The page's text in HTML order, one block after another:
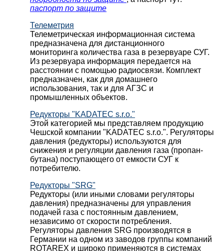
паспорт по защите
Телеметрия
Телеметрическая информационная система
предназначена для дистанционного
мониторинга количества газа в резервуаре СУГ.
Из резервуара информация передается на
расстоянии с помощью радиосвязи. Комплект
предназначен, как для домашнего
использования, так и для АГЗС и
промышленных объектов.
Редукторы "KADATEC s.r.o."
Этой категорией мы представляем продукцию
Чешской компании "KADATEC s.r.o.". Регуляторы
давления (редукторы) используются для
снижения и регуляции давления газа (пропан-
бутана) поступающего от емкости СУГ к
потребителю.
Редукторы "SRG"
Редукторы (или иными словами регуляторы
давления) предназначены для управления
подачей газа с постоянным давлением,
независимо от скорости потребления.
Регуляторы давления SRG производятся в
Германии на одном из заводов группы компаний
ROTAREX и широко применяются в системах